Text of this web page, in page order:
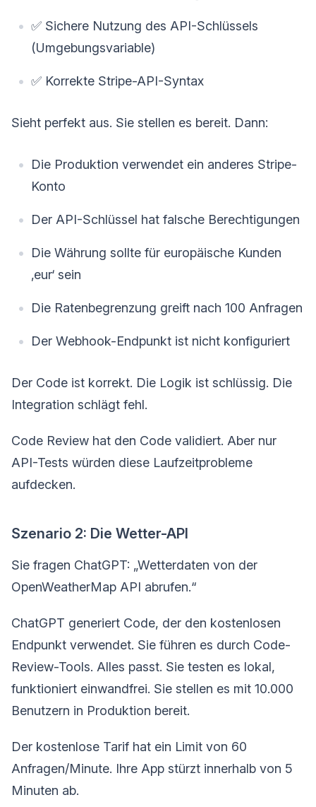
✅ Sichere Nutzung des API-Schlüssels
(Umgebungsvariable)
✅ Korrekte Stripe-API-Syntax
Sieht perfekt aus. Sie stellen es bereit. Dann:
Die Produktion verwendet ein anderes Stripe-
Konto
Der API-Schlüssel hat falsche Berechtigungen
Die Währung sollte für europäische Kunden
‚eur‘ sein
Die Ratenbegrenzung greift nach 100 Anfragen
Der Webhook-Endpunkt ist nicht konfiguriert
Der Code ist korrekt. Die Logik ist schlüssig. Die
Integration schlägt fehl.
Code Review hat den Code validiert. Aber nur
API-Tests würden diese Laufzeitprobleme
aufdecken.
Szenario 2: Die Wetter-API
Sie fragen ChatGPT: „Wetterdaten von der
OpenWeatherMap API abrufen.“
ChatGPT generiert Code, der den kostenlosen
Endpunkt verwendet. Sie führen es durch Code-
Review-Tools. Alles passt. Sie testen es lokal,
funktioniert einwandfrei. Sie stellen es mit 10.000
Benutzern in Produktion bereit.
Der kostenlose Tarif hat ein Limit von 60
Anfragen/Minute. Ihre App stürzt innerhalb von 5
Minuten ab.